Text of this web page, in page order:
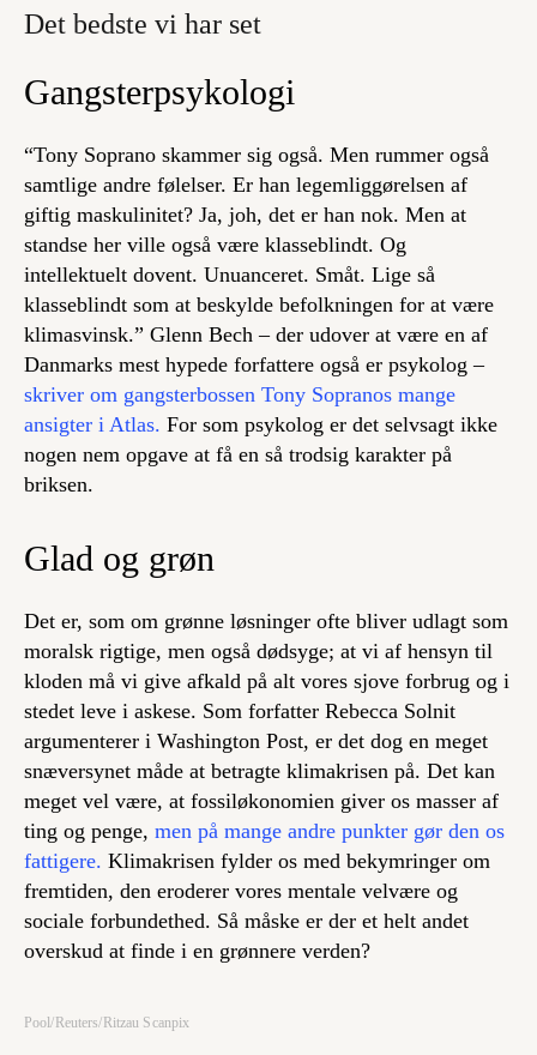
Det bedste vi har set
Gangsterpsykologi
“Tony Soprano skammer sig også. Men rummer også
samtlige andre følelser. Er han legemliggørelsen af
giftig maskulinitet? Ja, joh, det er han nok. Men at
standse her ville også være klasseblindt. Og
intellektuelt dovent. Unuanceret. Småt. Lige så
klasseblindt som at beskylde befolkningen for at være
klimasvinsk.” Glenn Bech – der udover at være en af
Danmarks mest hypede forfattere også er psykolog –
skriver om gangsterbossen Tony Sopranos mange
ansigter i Atlas. For som psykolog er det selvsagt ikke
nogen nem opgave at få en så trodsig karakter på
briksen.
Glad og grøn
Det er, som om grønne løsninger ofte bliver udlagt som
moralsk rigtige, men også dødsyge; at vi af hensyn til
kloden må vi give afkald på alt vores sjove forbrug og i
stedet leve i askese. Som forfatter Rebecca Solnit
argumenterer i Washington Post, er det dog en meget
snæversynet måde at betragte klimakrisen på. Det kan
meget vel være, at fossiløkonomien giver os masser af
ting og penge, men på mange andre punkter gør den os
fattigere. Klimakrisen fylder os med bekymringer om
fremtiden, den eroderer vores mentale velvære og
sociale forbundethed. Så måske er der et helt andet
overskud at finde i en grønnere verden?
Pool/Reuters/Ritzau Scanpix